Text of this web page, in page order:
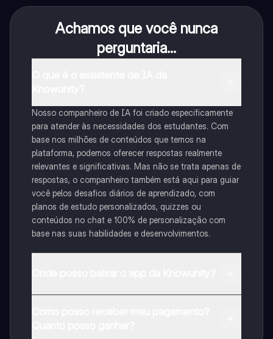
Achamos que você nunca
perguntaria...
Nosso companheiro de IA foi criado especificamente
para atender às necessidades dos estudantes. Com
base nos milhões de conteúdos que temos na
plataforma, podemos oferecer respostas realmente
relevantes e significativas. Mas não se trata apenas de
respostas, o companheiro também está aqui para guiar
você pelos desafios diários de aprendizado, com
planos de estudo personalizados, quizzes ou
conteúdos no chat e 100% de personalização com
base nas suas habilidades e desenvolvimentos.